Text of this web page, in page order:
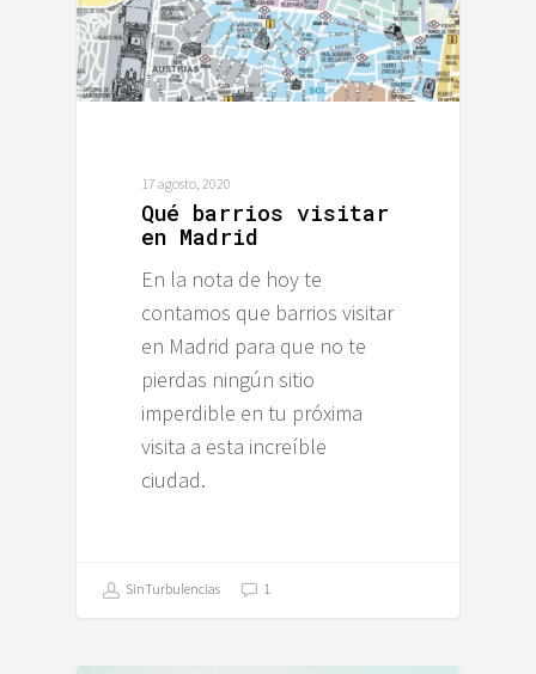
17 agosto, 2020
Qué barrios visitar
en Madrid
En la nota de hoy te
contamos que barrios visitar
en Madrid para que no te
pierdas ningún sitio
imperdible en tu próxima
visita a esta increíble
ciudad.
SinTurbulencias 1